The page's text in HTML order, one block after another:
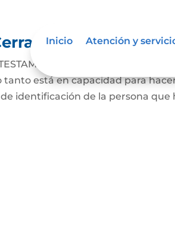
Inicio Atención y
CERRADO: La
tanto está en capacidad para
identificación de la persona que